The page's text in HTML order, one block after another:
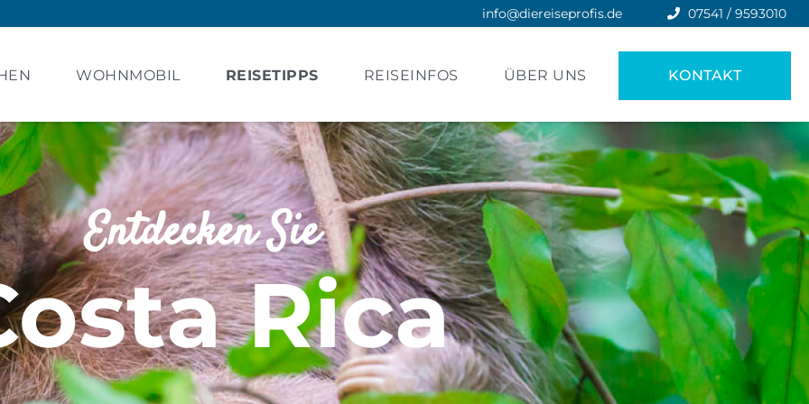
info@diereiseprofis.de 07541 / 9593010
WOHNMOBIL REISETIPPS REISEINFOS ÜBER UNS KONTAKT
Entdecken Sie
Rica